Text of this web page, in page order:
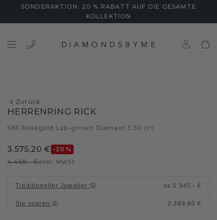
SONDERAKTION: 20 % RABATT AUF DIE GESAMTE
KOLLEKTION
Zurück
HERRENRING RICK
585 Roségold Lab-grown Diamant 3.50 crt
3.575,20 € -20 %
4.469,- €exkl. MwSt
Traditioneller Juwelier : ca.5.945,- €
Sie sparen : 2.369,80 €